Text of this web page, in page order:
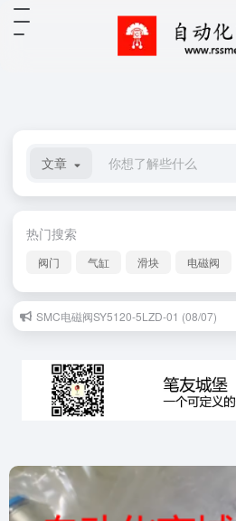
文章
热门搜索
阀门 气缸 滑块 电磁阀
SMC电磁阀SY5120-5LZD-01 (08/07)